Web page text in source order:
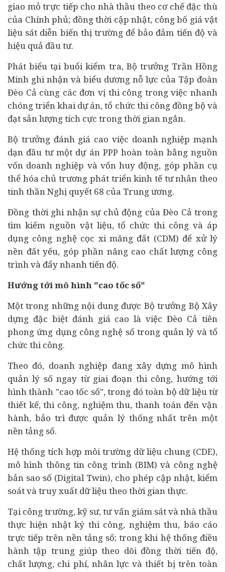
giao mỏ trực tiếp cho nhà thầu theo cơ chế đặc thù
của Chính phủ; đồng thời cập nhật, công bố giá vật
liệu sát diễn biến thị trường để bảo đảm tiến độ và
hiệu quả đầu tư.
Phát biểu tại buổi kiểm tra, Bộ trưởng Trần Hồng
Minh ghi nhận và biểu dương nỗ lực của Tập đoàn
Đèo Cả cùng các đơn vị thi công trong việc nhanh
chóng triển khai dự án, tổ chức thi công đồng bộ và
đạt sản lượng tích cực trong thời gian ngắn.
Bộ trưởng đánh giá cao việc doanh nghiệp mạnh
dạn đầu tư một dự án PPP hoàn toàn bằng nguồn
vốn doanh nghiệp và vốn huy động, góp phần cụ
thể hóa chủ trương phát triểnkinh tếtư nhân theo
tinh thần Nghị quyết 68 của Trung ương.
Đồng thời ghi nhận sự chủ động của Đèo Cả trong
tìm kiếm nguồn vật liệu, tổ chức thi công và áp
dụng công nghệ cọc xi măng đất (CDM) để xử lý
nền đất yếu, góp phần nâng cao chất lượng công
trình và đẩy nhanh tiến độ.
Hướng tới mô hình "cao tốc số"
Một trong những nội dung được Bộ trưởng Bộ Xây
dựng đặc biệt đánh giá cao là việc Đèo Cả tiên
phong ứng dụng công nghệ số trong quản lý và tổ
chức thi công.
Theo đó, doanh nghiệp đang xây dựng mô hình
quản lý số ngay từ giai đoạn thi công, hướng tới
hình thành "cao tốc số", trong đó toàn bộ dữ liệu từ
thiết kế, thi công, nghiệm thu, thanh toán đến vận
hành, bảo trì được quản lý thống nhất trên một
nền tảng số.
Hệ thống tích hợp môi trường dữ liệu chung (CDE),
mô hình thông tin công trình (BIM) và công nghệ
bản sao số (Digital Twin), cho phép cập nhật, kiểm
soát và truy xuất dữ liệu theo thời gian thực.
Tại công trường, kỹ sư, tư vấn giám sát và nhà thầu
thực hiện nhật ký thi công, nghiệm thu, báo cáo
trực tiếp trên nền tảng số; trong khi hệ thống điều
hành tập trung giúp theo dõi đồng thời tiến độ,
chất lượng, chi phí, nhân lực và thiết bị trên toàn